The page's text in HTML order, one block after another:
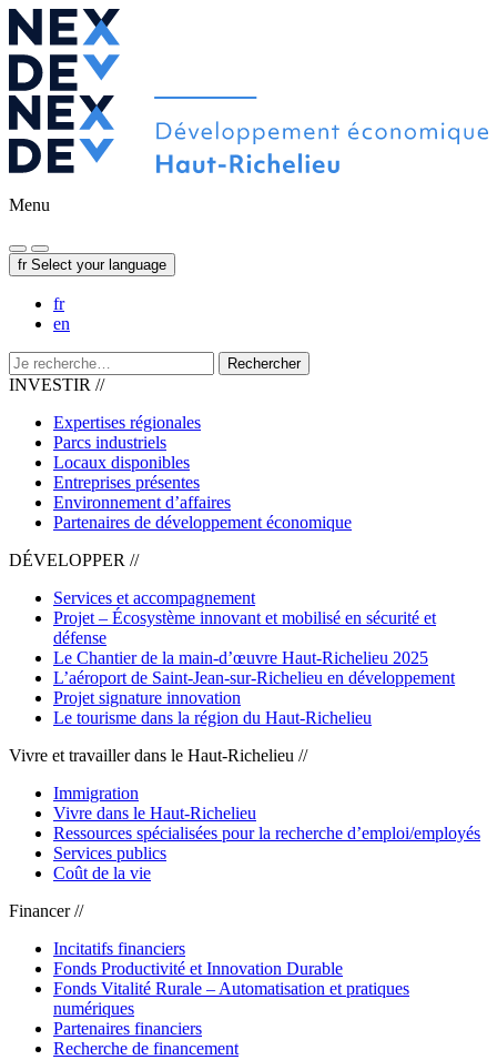
Menu
fr Select your language
fr
en
Rechercher
INVESTIR //
Expertises régionales
Parcs industriels
Locaux disponibles
Entreprises présentes
Environnement d’affaires
Partenaires de développement économique
DÉVELOPPER //
Services et accompagnement
Projet – Écosystème innovant et mobilisé en sécurité et
défense
Le Chantier de la main-d’œuvre Haut-Richelieu 2025
L’aéroport de Saint-Jean-sur-Richelieu en développement
Projet signature innovation
Le tourisme dans la région du Haut-Richelieu
Vivre et travailler dans le Haut-Richelieu //
Immigration
Vivre dans le Haut-Richelieu
Ressources spécialisées pour la recherche d’emploi/employés
Services publics
Coût de la vie
Financer //
Incitatifs financiers
Fonds Productivité et Innovation Durable
Fonds Vitalité Rurale – Automatisation et pratiques
numériques
Partenaires financiers
Recherche de financement